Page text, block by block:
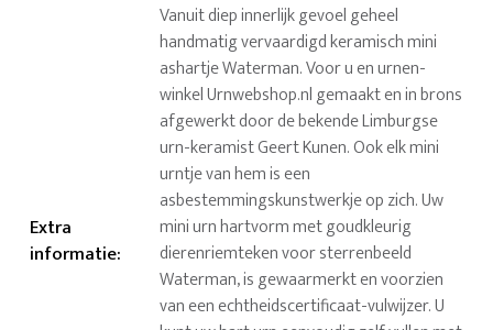
Extra
informatie:
Vanuit diep innerlijk gevoel geheel
handmatig vervaardigd keramisch mini
ashartje Waterman. Voor u en urnen-
winkel Urnwebshop.nl gemaakt en in brons
afgewerkt door de bekende Limburgse
urn-keramist Geert Kunen. Ook elk mini
urntje van hem is een
asbestemmingskunstwerkje op zich. Uw
mini urn hartvorm met goudkleurig
dierenriemteken voor sterrenbeeld
Waterman, is gewaarmerkt en voorzien
van een echtheidscertificaat-vulwijzer. U